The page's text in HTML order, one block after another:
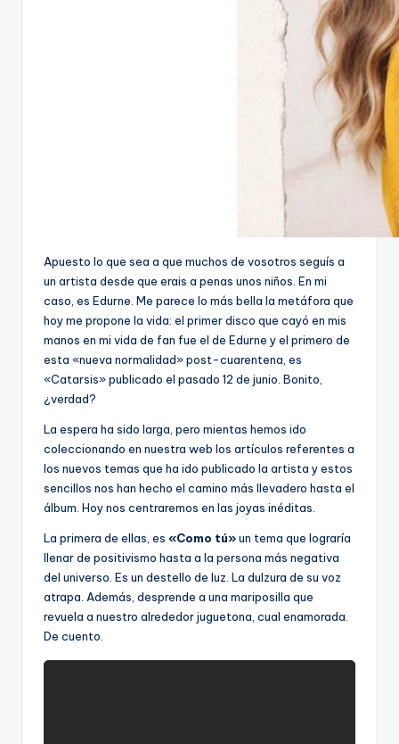
Apuesto lo que sea a que muchos de vosotros seguís a
un artista desde que erais a penas unos niños. En mi
caso, es Edurne. Me parece lo más bella la metáfora que
hoy me propone la vida: el primer disco que cayó en mis
manos en mi vida de fan fue el de Edurne y el primero de
esta «nueva normalidad» post-cuarentena, es
«Catarsis» publicado el pasado 12 de junio. Bonito,
¿verdad?
La espera ha sido larga, pero mientas hemos ido
coleccionando en nuestra web los artículos referentes a
los nuevos temas que ha ido publicado la artista y estos
sencillos nos han hecho el camino más llevadero hasta el
álbum. Hoy nos centraremos en las joyas inéditas.
La primera de ellas, es «Como tú»un tema que lograría
llenar de positivismo hasta a la persona más negativa
del universo. Es un destello de luz. La dulzura de su voz
atrapa. Además, desprende a una mariposilla que
revuela a nuestro alrededor juguetona, cual enamorada.
De cuento.